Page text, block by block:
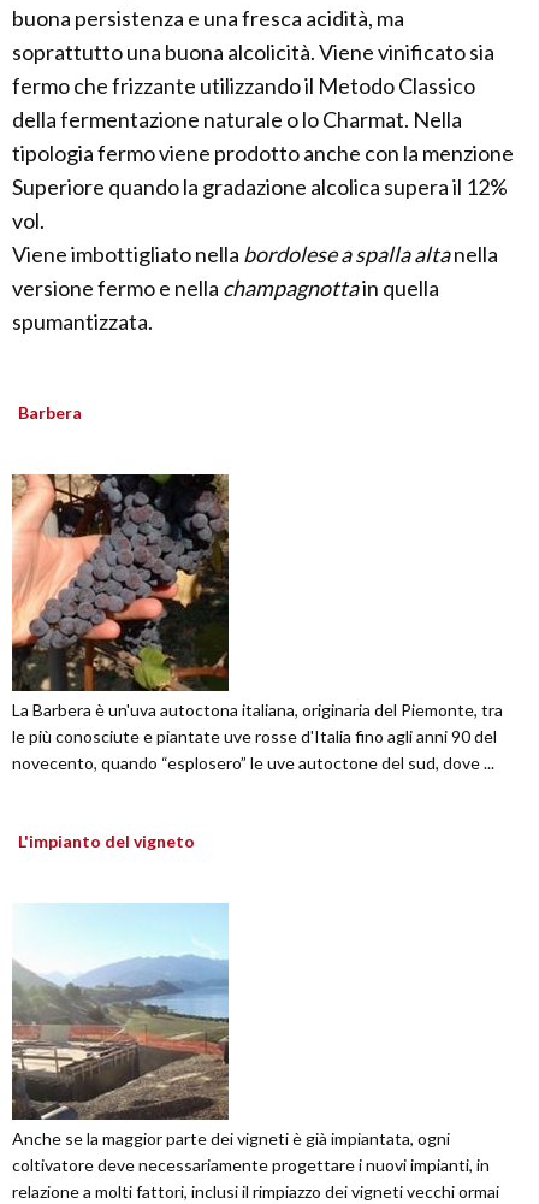
buona persistenza e una fresca acidità, ma
soprattutto una buona alcolicità. Viene vinificato sia
fermo che frizzante utilizzando il Metodo Classico
della fermentazione naturale o lo Charmat. Nella
tipologia fermo viene prodotto anche con la menzione
Superiore quando la gradazione alcolica supera il 12%
vol.
Viene imbottigliato nella bordolese a spalla altanella
versione fermo e nella champagnottain quella
spumantizzata.
Barbera
La Barbera è un'uva autoctona italiana, originaria del Piemonte, tra
le più conosciute e piantate uve rosse d'Italia fino agli anni 90 del
novecento, quando “esplosero” le uve autoctone del sud, dove ...
L'impianto del vigneto
Anche se la maggior parte dei vigneti è già impiantata, ogni
coltivatore deve necessariamente progettare i nuovi impianti, in
relazione a molti fattori, inclusi il rimpiazzo dei vigneti vecchi ormai